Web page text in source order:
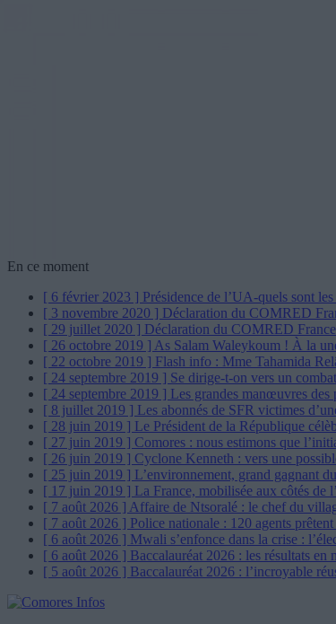
En ce moment
[ 6 février 2023 ] Présidence de l’UA-quels sont
[ 3 novembre 2020 ] Déclaration du COMRED
[ 29 juillet 2020 ] Déclaration du COMRED France
[ 26 octobre 2019 ] As Salam Waleykoum ! À la
[ 22 octobre 2019 ] Flash info : Mme Tahamida
[ 24 septembre 2019 ] Se dirige-t-on vers un
[ 24 septembre 2019 ] Les grandes manœuvres des
[ 8 juillet 2019 ] Les abonnés de SFR victimes
[ 28 juin 2019 ] Le Président de la République
[ 27 juin 2019 ] Comores : nous estimons que
[ 26 juin 2019 ] Cyclone Kenneth : vers une
[ 25 juin 2019 ] L’environnement, grand gagnant
[ 17 juin 2019 ] La France, mobilisée aux côtés de
[ 7 août 2026 ] Affaire de Ntsoralé : le chef du
[ 7 août 2026 ] Police nationale : 120 agents
[ 6 août 2026 ] Mwali s’enfonce dans la crise :
[ 6 août 2026 ] Baccalauréat 2026 : les résultats en
[ 5 août 2026 ] Baccalauréat 2026 : l’incroyable